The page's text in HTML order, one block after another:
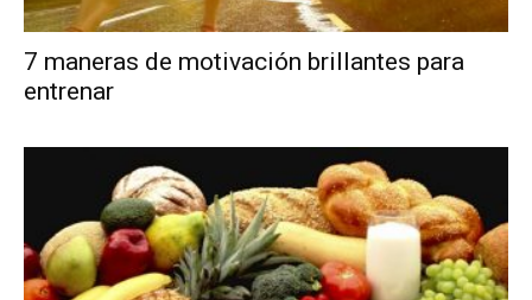
7 maneras de motivación brillantes para
entrenar